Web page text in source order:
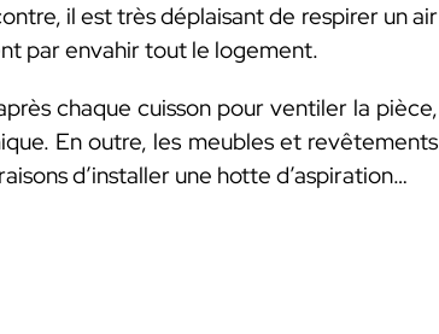
il est très déplaisant de respirer un air
par envahir tout le logement.
chaque cuisson pour ventiler la pièce,
En outre, les meubles et revêtements
d’installer une hotte d’aspiration…